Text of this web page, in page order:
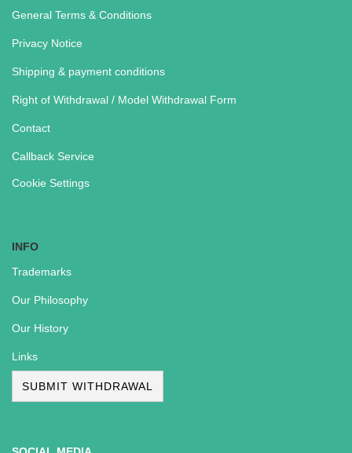
General Terms & Conditions
Privacy Notice
Shipping & payment conditions
Right of Withdrawal / Model Withdrawal Form
Contact
Callback Service
Cookie Settings
INFO
Trademarks
Our Philosophy
Our History
Links
SUBMIT WITHDRAWAL